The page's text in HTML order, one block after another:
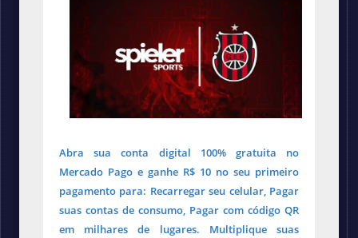
Abra sua conta digital 100% gratuita no
Mercado Pago e ganhe R$ 10 no seu primeiro
pagamento para: Recarregar seu celular, Pagar
suas contas de consumo, Pagar com código QR
em milhares de lugares. Multiplique suas